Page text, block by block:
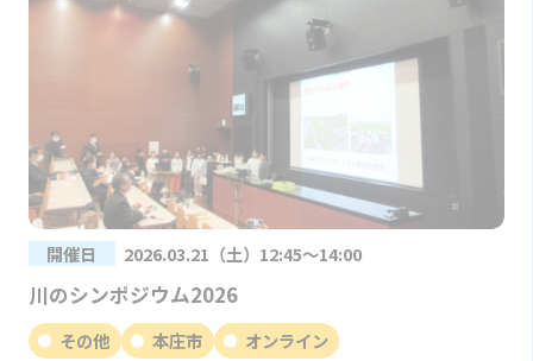
開催日 2026.03.21（土）12:45～14:00
川のシンポジウム2026
その他 本庄市 オンライン